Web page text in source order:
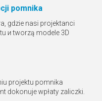
pomnika
gdzie nasi projektanci
и tworzą modele 3D
projektu pomnika
dokonuje wpłaty zaliczki.